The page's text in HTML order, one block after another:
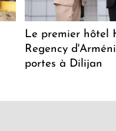
Le premier hôtel
Regency
portes à Dilijan